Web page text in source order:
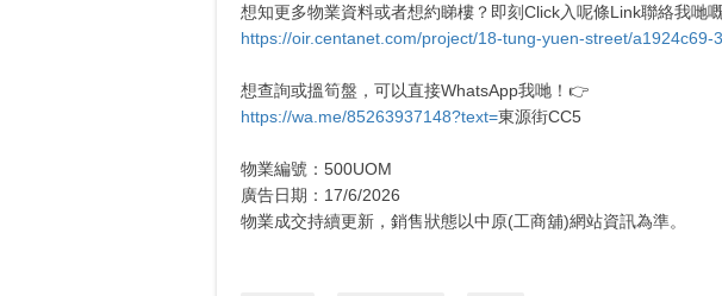
想知更多物業資料或者想約睇樓？即刻Click入呢條Link聯絡我哋
https://oir.centanet.com/project/18-tung-yuen-street/
想查詢或搵筍盤，可以直接WhatsApp我哋！👉
https://wa.me/85263937148?text=東源街CC5
物業編號：500UOM
廣告日期：17/6/2026
物業成交持續更新，銷售狀態以中原(工商舖)網站資訊為準。